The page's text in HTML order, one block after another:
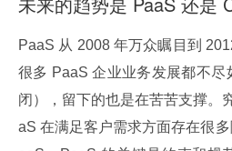
PaaS 从 2008 年万众瞩目到
很多 PaaS 企业业务发展都不尽
闭），留下的也是在苦苦支撑。
aS 在满足客户需求方面存在很